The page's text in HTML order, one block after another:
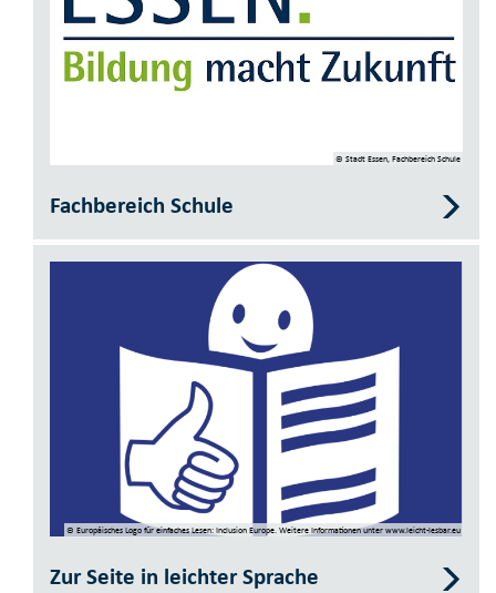
© Stadt Essen, Fachbereich Schule
Fachbereich Schule
© Europäisches Logo­ für einfaches ­Lesen: Inclusion Europe. Weitere Informationen­ unter www.leicht-lesbar.eu
Zur Seite in leichter Sprache